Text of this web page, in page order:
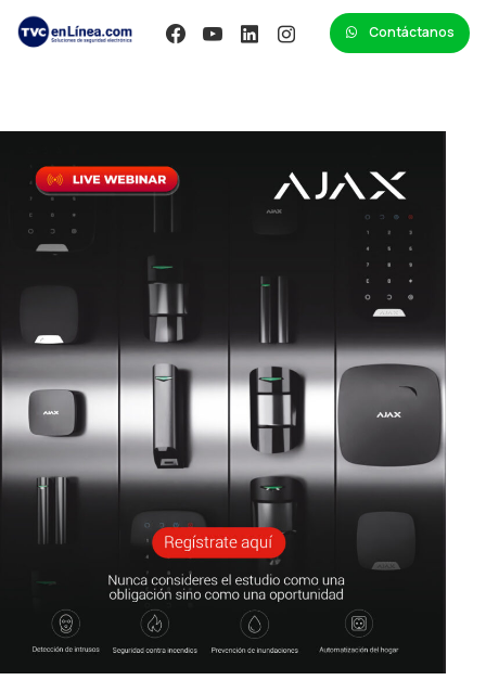
Contáctanos